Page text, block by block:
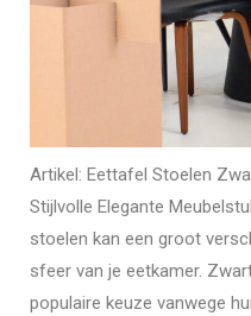
Artikel: Eettafel Stoelen
Stijlvolle Elegante
stoelen kan een groot
sfeer van je eetkamer.
populaire keuze vanwege